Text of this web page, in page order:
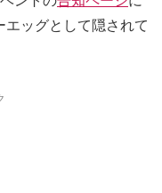
ッグとして隠されて